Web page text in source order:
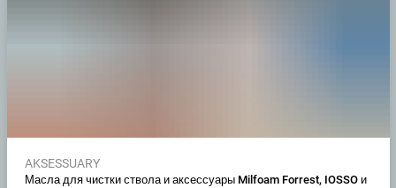
AKSESSUARY
Масла для чистки ствола и аксессуары Milfoam Forrest, IOSSO и